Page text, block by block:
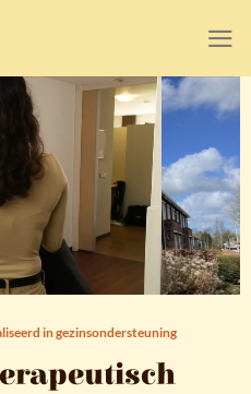
in gezinsondersteuning